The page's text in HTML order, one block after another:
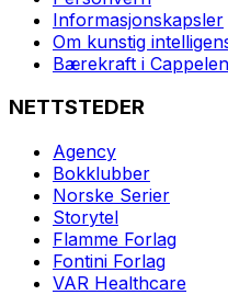
Informasjonskapsler
Om kunstig
Bærekraft i
NETTSTEDER
Agency
Bokklubber
Norske Serier
Storytel
Flamme Forlag
Fontini Forlag
VAR Healthcare